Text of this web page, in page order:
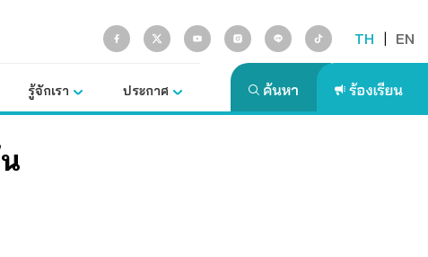
TH | EN
รู้จักเรา ประกาศ